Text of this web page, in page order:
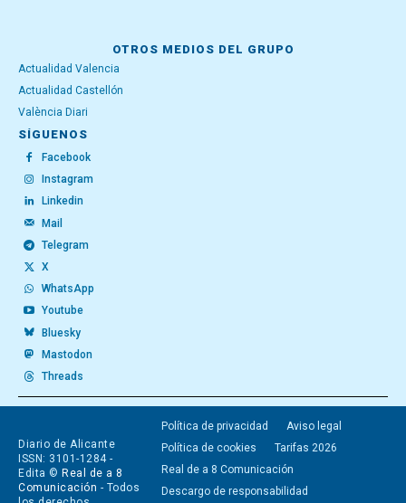
OTROS MEDIOS DEL GRUPO
Actualidad Valencia
Actualidad Castellón
València Diari
SÍGUENOS
Facebook
Instagram
Linkedin
Mail
Telegram
X
WhatsApp
Youtube
Bluesky
Mastodon
Threads
Diario de Alicante
ISSN: 3101-1284 -
Edita © Real de a 8
Comunicación - Todos
Política de privacidad
Aviso legal
Política de cookies
Tarifas 2026
Real de a 8 Comunicación
Descargo de responsabilidad